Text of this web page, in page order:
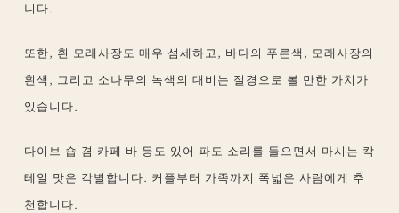
니다.
또한, 흰 모래사장도 매우 섬세하고, 바다의 푸른색, 모래사장의
흰색, 그리고 소나무의 녹색의 대비는 절경으로 볼 만한 가치가
있습니다.
다이브 숍 겸 카페 바 등도 있어 파도 소리를 들으면서 마시는 칵
테일 맛은 각별합니다. 커플부터 가족까지 폭넓은 사람에게 추
천합니다.